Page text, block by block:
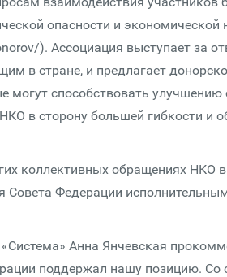
опасности и экономической
). Ассоциация выступает за
в стране, и предлагает
способствовать улучшению
в сторону большей гибкости и
коллективных обращениях НКО в
Совета Федерации
Анна Янчевская
поддержал нашу позицию. Со